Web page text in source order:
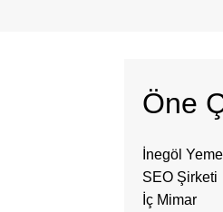
Öne
İnegöl
SEO Şirketi
İç Mimar